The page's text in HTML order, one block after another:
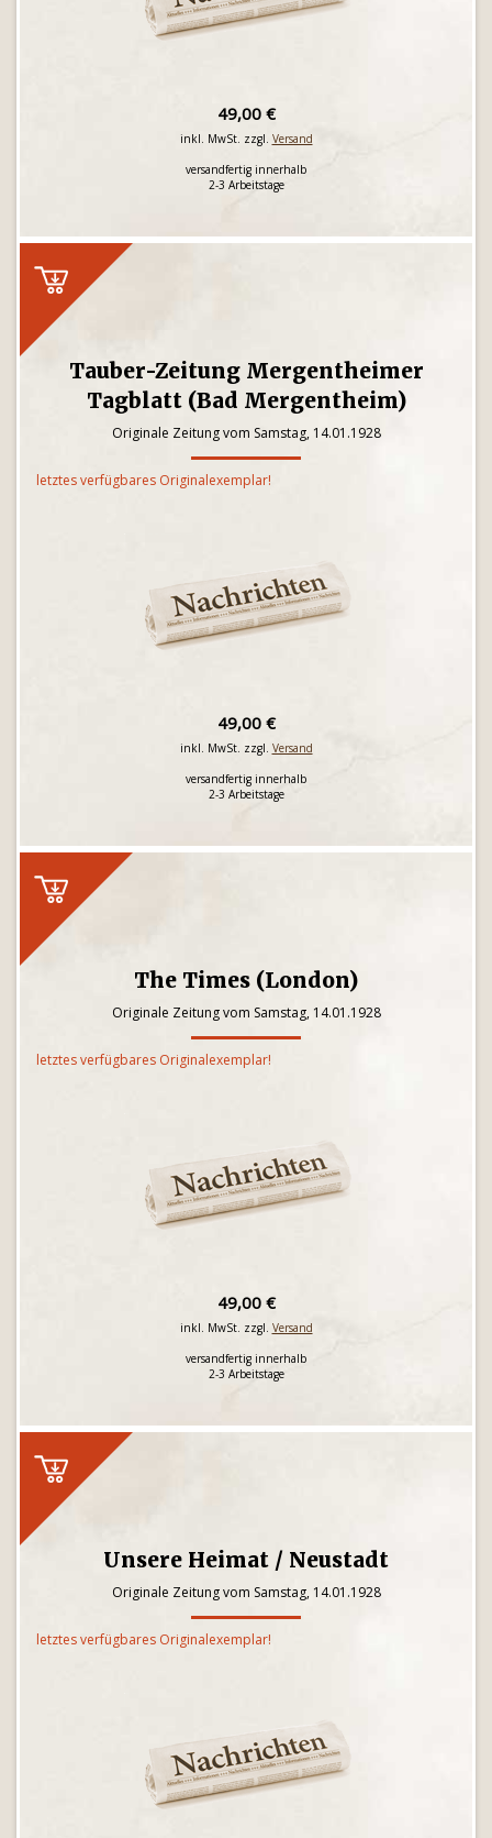
49,00 €
inkl. MwSt. zzgl. Versand
versandfertig innerhalb
2-3 Arbeitstage
Tauber-Zeitung Mergentheimer
Tagblatt (Bad Mergentheim)
Originale Zeitung vom Samstag, 14.01.1928
letztes verfügbares Originalexemplar!
49,00 €
inkl. MwSt. zzgl. Versand
versandfertig innerhalb
2-3 Arbeitstage
The Times (London)
Originale Zeitung vom Samstag, 14.01.1928
letztes verfügbares Originalexemplar!
49,00 €
inkl. MwSt. zzgl. Versand
versandfertig innerhalb
2-3 Arbeitstage
Unsere Heimat / Neustadt
Originale Zeitung vom Samstag, 14.01.1928
letztes verfügbares Originalexemplar!